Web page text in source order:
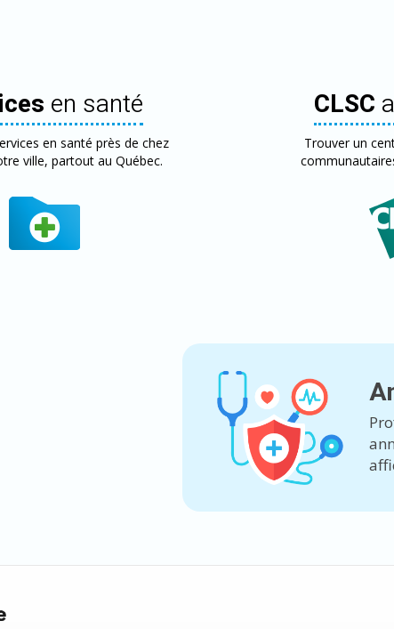
en santé
en santé près de chez
ville, partout au Québec.
CLSC
Trouver un